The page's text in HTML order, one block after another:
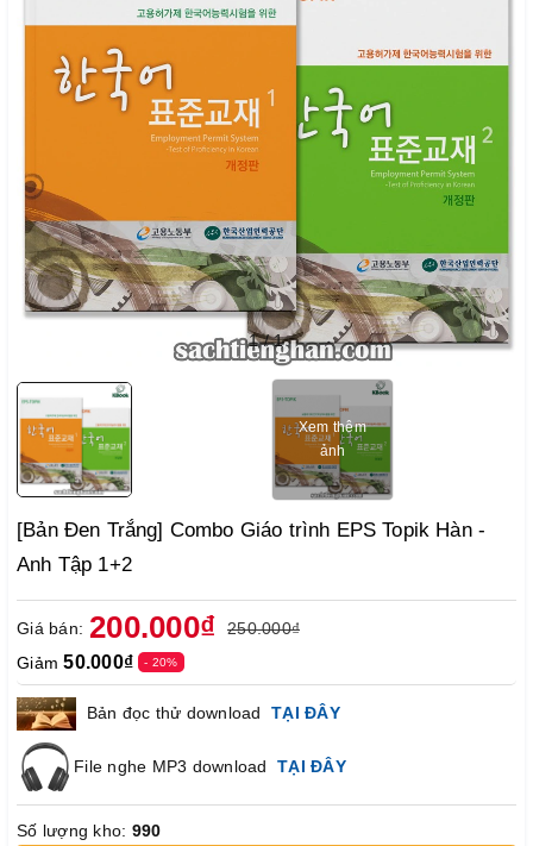
1/1
Xem thêm
ảnh
[Bản Đen Trắng] Combo Giáo trình EPS Topik Hàn -
Anh Tập 1+2
Giá bán: 200.000₫
250.000₫
Giảm50.000₫ - 20%
Bản đọc thử download TẠI ĐÂY
File nghe MP3 download TẠI ĐÂY
Số lượng kho: 990